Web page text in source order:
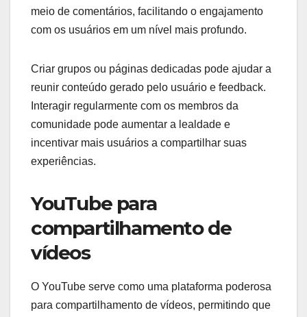
meio de comentários, facilitando o engajamento
com os usuários em um nível mais profundo.
Criar grupos ou páginas dedicadas pode ajudar a
reunir conteúdo gerado pelo usuário e feedback.
Interagir regularmente com os membros da
comunidade pode aumentar a lealdade e
incentivar mais usuários a compartilhar suas
experiências.
YouTube para
compartilhamento de
vídeos
O YouTube serve como uma plataforma poderosa
para compartilhamento de vídeos, permitindo que